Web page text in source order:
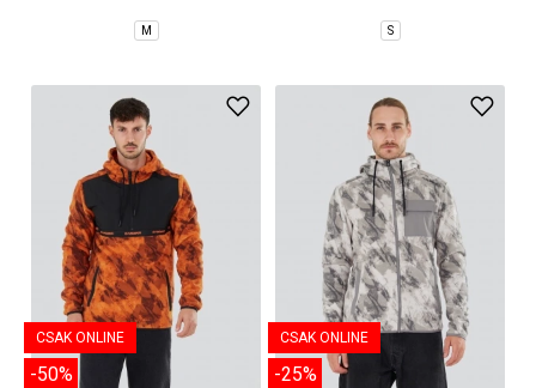
M S
CSAK ONLINE
-50%
CSAK ONLINE
-25%